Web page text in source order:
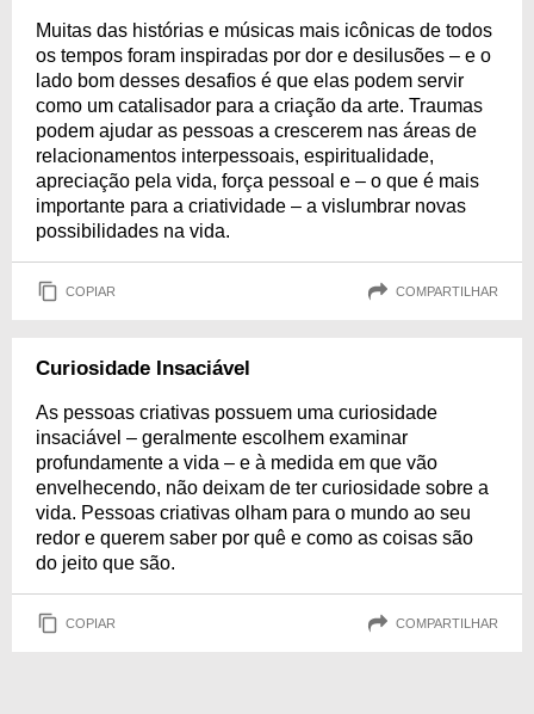
Muitas das histórias e músicas mais icônicas de todos
os tempos foram inspiradas por dor e desilusões – e o
lado bom desses desafios é que elas podem servir
como um catalisador para a criação da arte. Traumas
podem ajudar as pessoas a crescerem nas áreas de
relacionamentos interpessoais, espiritualidade,
apreciação pela vida, força pessoal e – o que é mais
importante para a criatividade – a vislumbrar novas
possibilidades na vida.
COPIAR COMPARTILHAR
Curiosidade Insaciável
As pessoas criativas possuem uma curiosidade
insaciável – geralmente escolhem examinar
profundamente a vida – e à medida em que vão
envelhecendo, não deixam de ter curiosidade sobre a
vida. Pessoas criativas olham para o mundo ao seu
redor e querem saber por quê e como as coisas são
do jeito que são.
COPIAR COMPARTILHAR